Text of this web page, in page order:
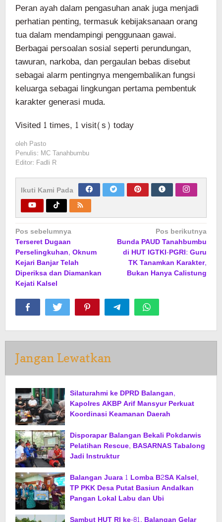
Peran ayah dalam pengasuhan anak juga menjadi
perhatian penting, termasuk kebijaksanaan orang
tua dalam mendampingi penggunaan gawai.
Berbagai persoalan sosial seperti perundungan,
tawuran, narkoba, dan pergaulan bebas disebut
sebagai alarm pentingnya mengembalikan fungsi
keluarga sebagai lingkungan pertama pembentuk
karakter generasi muda.
Visited 1 times, 1 visit(s) today
oleh Pasto
Penulis: MC Tanahbumbu
Editor: Fadli R
Ikuti Kami Pada
Navigasi
pos
Pos sebelumnya
Terseret Dugaan
Perselingkuhan, Oknum
Kejari Banjar Telah
Diperiksa dan Diamankan
Kejati Kalsel
Pos berikutnya
Bunda PAUD Tanahbumbu
di HUT IGTKI-PGRI: Guru
TK Tanamkan Karakter,
Bukan Hanya Calistung
Jangan Lewatkan
Silaturahmi ke DPRD Balangan,
Kapolres AKBP Arif Mansyur Perkuat
Koordinasi Keamanan Daerah
Disporapar Balangan Bekali Pokdarwis
Pelatihan Rescue, BASARNAS Tabalong
Jadi Instruktur
Balangan Juara 1 Lomba B2SA Kalsel,
TP PKK Desa Putat Basiun Andalkan
Pangan Lokal Labu dan Ubi